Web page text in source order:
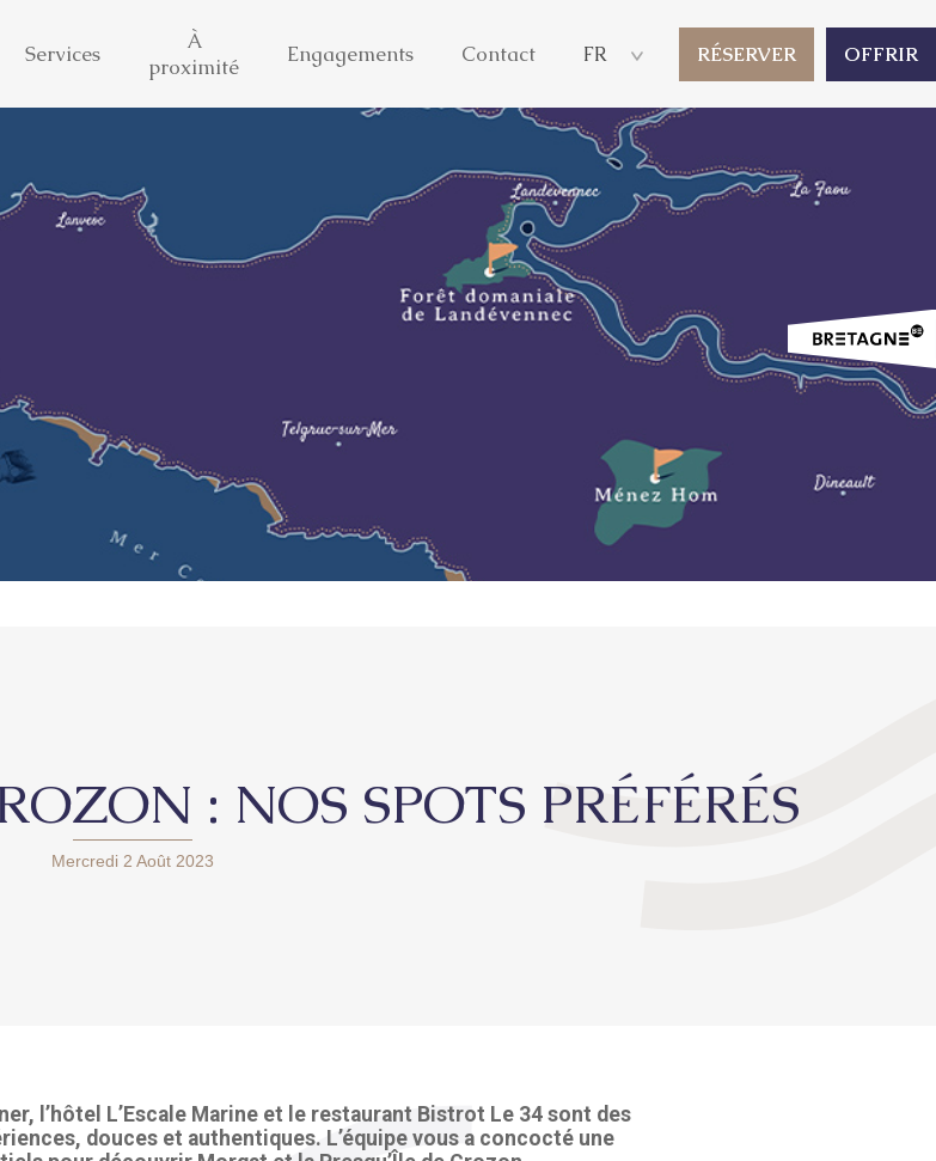
Services
À
proximité
Engagements Contact FR RÉSERVER OFFRIR
: NOS SPOTS PRÉFÉRÉS
Mercredi 2 Août 2023
l’hôtel L’Escale Marineet le restaurant Bistrot Le 34sont des
douces et authentiques. L’équipe vous a concocté une